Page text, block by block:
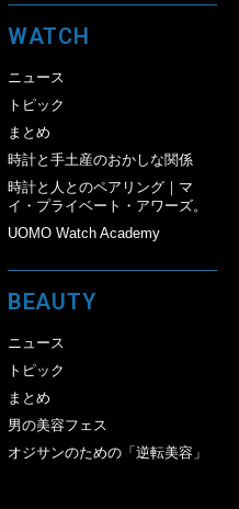
WATCH
ニュース
トピック
まとめ
時計と手土産のおかしな関係
時計と人とのペアリング｜マ
イ・プライベート・アワーズ。
UOMO Watch Academy
BEAUTY
ニュース
トピック
まとめ
男の美容フェス
オジサンのための「逆転美容」